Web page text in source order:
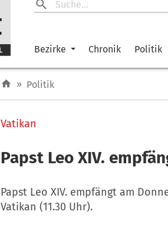
Bezirke Chronik Politik
» Politik
Vatikan
Papst Leo XIV.
Papst Leo XIV. empfängt am
Vatikan (11.30 Uhr).